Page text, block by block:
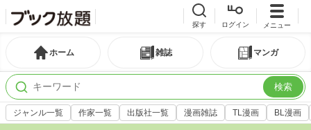
探す ログイン メニュー
ホーム 雑誌 マンガ
検索
ジャンル一覧 作家一覧 出版社一覧 漫画雑誌 TL漫画 BL漫画